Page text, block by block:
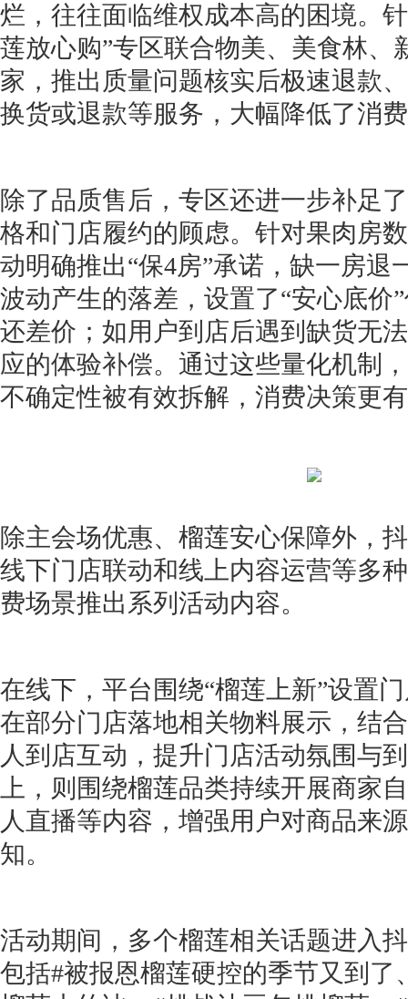
烂，往往面临维权成本高的困境。
莲放心购”专区联合物美、美食林、
家，推出质量问题核实后极速退款
换货或退款等服务，大幅降低了消
除了品质售后，专区还进一步补足
格和门店履约的顾虑。针对果肉房
动明确推出“保4房”承诺，缺一房退
波动产生的落差，设置了“安心底价
还差价；如用户到店后遇到缺货无
应的体验补偿。通过这些量化机制
不确定性被有效拆解，消费决策更
除主会场优惠、榴莲安心保障外，
线下门店联动和线上内容运营等多
费场景推出系列活动内容。
在线下，平台围绕“榴莲上新”设置
在部分门店落地相关物料展示，结
人到店互动，提升门店活动氛围与
上，则围绕榴莲品类持续开展商家
人直播等内容，增强用户对商品来
知。
活动期间，多个榴莲相关话题进入
包括#被报恩榴莲硬控的季节又到了